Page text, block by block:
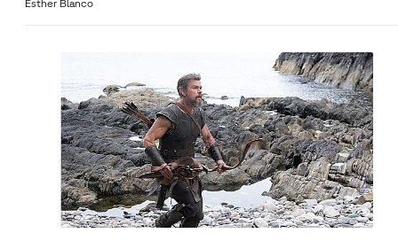
Esther Blanco